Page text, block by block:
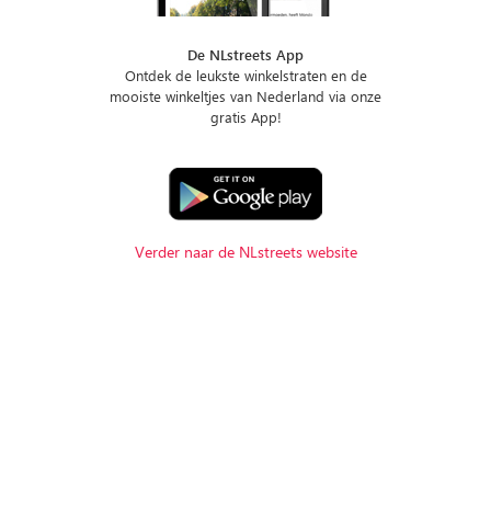
De NLstreets App
Ontdek de leukste winkelstraten en de
mooiste winkeltjes van Nederland via onze
gratis App!
Verder naar de NLstreets website